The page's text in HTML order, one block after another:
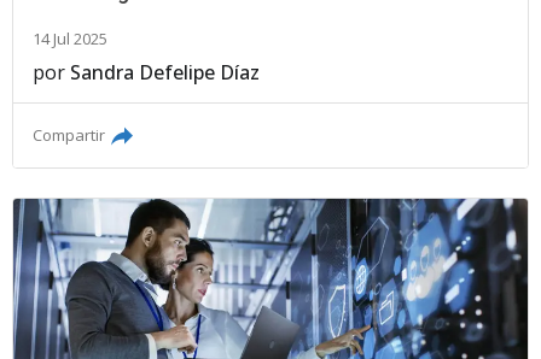
14 Jul 2025
por Sandra Defelipe Díaz
Compartir